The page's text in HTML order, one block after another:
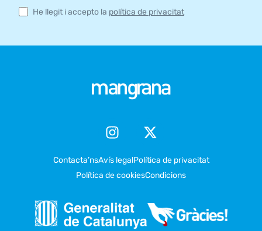
He llegit i accepto la política de privacitat
Contacta’nsAvís legalPolítica de privacitat
Política de cookiesCondicions